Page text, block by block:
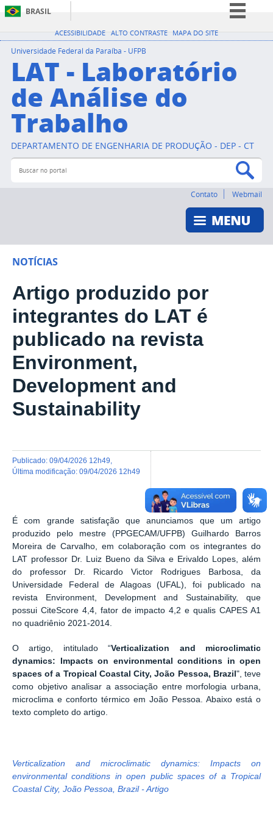
ACESSIBILIDADE ALTO CONTRASTE MAPA DO SITE
BRASIL
Simplifique!
Participe
Acesso à informação
Legislação
Universidade Federal da Paraíba - UFPB
LAT - Laboratório
de Análise do
Trabalho
DEPARTAMENTO DE ENGENHARIA DE PRODUÇÃO - DEP - CT
Buscar no portal
Contato Webmail
NOTÍCIAS
Artigo produzido por
integrantes do LAT é
publicado na revista
Environment,
Development and
Sustainability
publicado: 09/04/2026 12h49
última modificação: 09/04/2026 12h49
É com grande satisfação que anunciamos que um artigo
produzido pelo mestre (PPGECAM/UFPB) Guilhardo Barros
Moreira de Carvalho, em colaboração com os integrantes do
LAT professor Dr. Luiz Bueno da Silva e Erivaldo Lopes, além
do professor Dr. Ricardo Victor Rodrigues Barbosa, da
Universidade Federal de Alagoas (UFAL), foi publicado na
revista Environment, Development and Sustainability, que
possui CiteScore 4,4, fator de impacto 4,2 e qualis CAPES A1
no quadriênio 2021-2014.
O artigo, intitulado “Verticalization and microclimatic
dynamics: Impacts on environmental conditions in open
spaces of a Tropical Coastal City, João Pessoa, Brazil ", teve
como objetivo analisar a associação entre morfologia urbana,
microclima e conforto térmico em João Pessoa. Abaixo está o
texto completo do artigo.
Verticalization and microclimatic dynamics: Impacts on
environmental conditions in open public spaces of a Tropical
Coastal City, João Pessoa, Brazil - Artigo